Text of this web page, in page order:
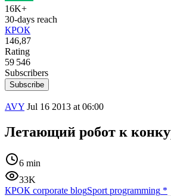
16K+
30-days reach
КРОК
146,87
Rating
59 546
Subscribers
Subscribe
AVY Jul 16 2013 at 06:00
Летающий робот к
6 min
33K
КРОК corporate blogSport programming *